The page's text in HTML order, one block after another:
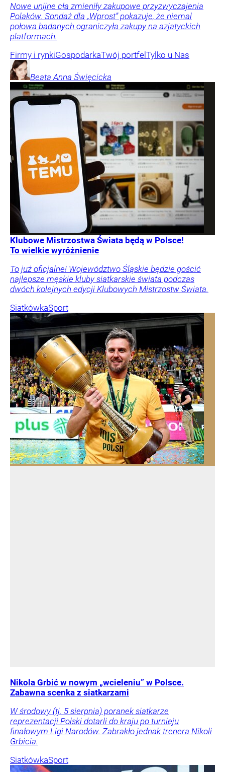
Nowe unijne cła zmieniły zakupowe przyzwyczajenia
Polaków. Sondaż dla „Wprost” pokazuje, że niemal
połowa badanych ograniczyła zakupy na azjatyckich
platformach.
Firmy i rynkiGospodarkaTwój portfelTylko u Nas
Beata Anna Święcicka
Klubowe Mistrzostwa Świata będą w Polsce!
To wielkie wyróżnienie
To już oficjalne! Województwo Śląskie będzie gościć
najlepsze męskie kluby siatkarskie świata podczas
dwóch kolejnych edycji Klubowych Mistrzostw Świata.
SiatkówkaSport
Nikola Grbić w nowym „wcieleniu” w Polsce.
Zabawna scenka z siatkarzami
W środowy (tj. 5 sierpnia) poranek siatkarze
reprezentacji Polski dotarli do kraju po turnieju
finałowym Ligi Narodów. Zabrakło jednak trenera Nikoli
Grbicia.
SiatkówkaSport